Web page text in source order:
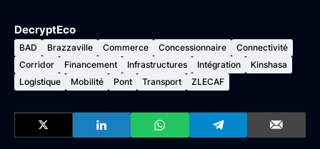
DecryptEco
BAD Brazzaville Commerce Concessionnaire
Connectivité
Corridor
Financement Infrastructures Intégration
Kinshasa
Logistique
Mobilité Pont Transport ZLECAF